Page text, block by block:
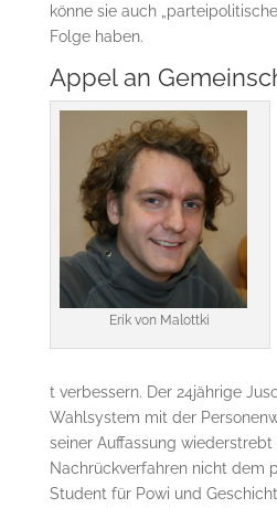
könne sie auch
Folge haben.
Appel an
Erik von Malottki
t verbessern. Der 24jährige
Wahlsystem mit der
seiner Auffassung wiederstrebt
Nachrückverfahren nicht dem
Student für Powi und